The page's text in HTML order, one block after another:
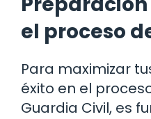
el proceso
Para maximizar
éxito en el
Guardia Civil, es